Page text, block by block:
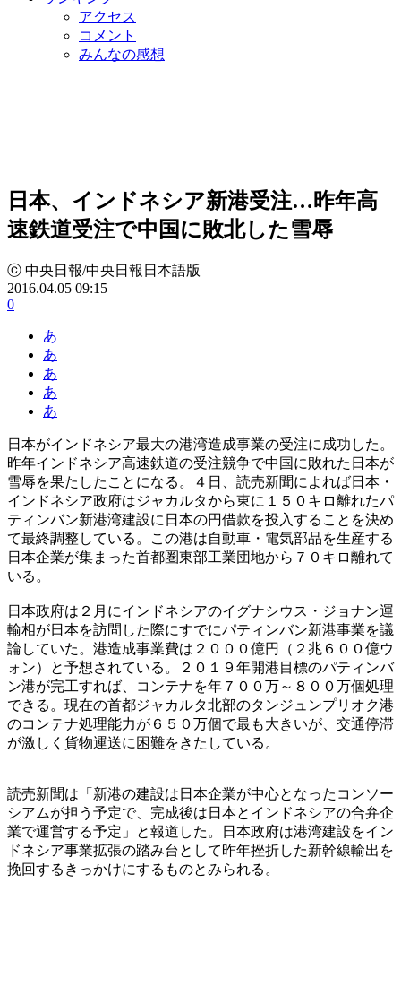
アクセス
コメント
みんなの感想
日本、インドネシア新港受注…昨年高
速鉄道受注で中国に敗北した雪辱
ⓒ 中央日報/中央日報日本語版
2016.04.05 09:15
0
あ
あ
あ
あ
あ
日本がインドネシア最大の港湾造成事業の受注に成功した。
昨年インドネシア高速鉄道の受注競争で中国に敗れた日本が
雪辱を果たしたことになる。４日、読売新聞によれば日本・
インドネシア政府はジャカルタから東に１５０キロ離れたパ
ティンバン新港湾建設に日本の円借款を投入することを決め
て最終調整している。この港は自動車・電気部品を生産する
日本企業が集まった首都圏東部工業団地から７０キロ離れて
いる。
日本政府は２月にインドネシアのイグナシウス・ジョナン運
輸相が日本を訪問した際にすでにパティンバン新港事業を議
論していた。港造成事業費は２０００億円（２兆６００億ウ
ォン）と予想されている。２０１９年開港目標のパティンバ
ン港が完工すれば、コンテナを年７００万～８００万個処理
できる。現在の首都ジャカルタ北部のタンジュンプリオク港
のコンテナ処理能力が６５０万個で最も大きいが、交通停滞
が激しく貨物運送に困難をきたしている。
読売新聞は「新港の建設は日本企業が中心となったコンソー
シアムが担う予定で、完成後は日本とインドネシアの合弁企
業で運営する予定」と報道した。日本政府は港湾建設をイン
ドネシア事業拡張の踏み台として昨年挫折した新幹線輸出を
挽回するきっかけにするものとみられる。